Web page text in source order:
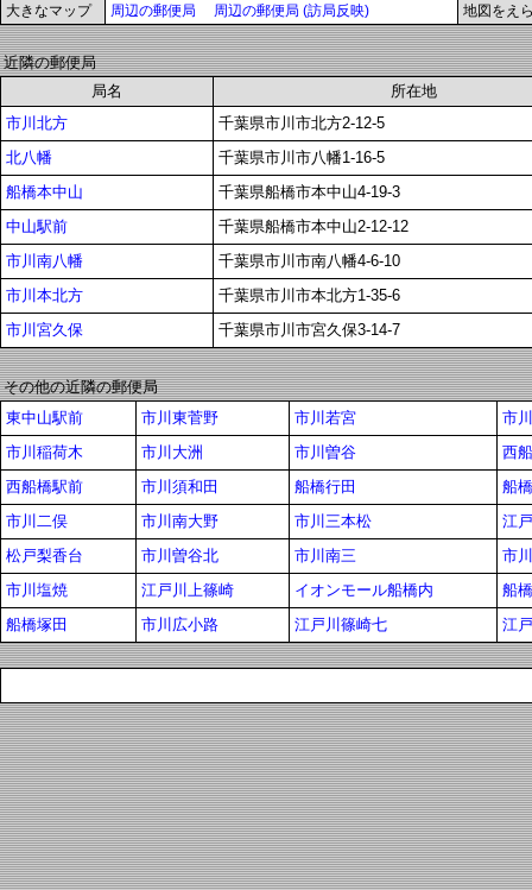
大きなマップ 周辺の郵便局 周辺の郵便局 (訪局反映) 地図をえ
近隣の郵便局
局名
所在地
市川北方
千葉県市川市北方2-12-5
北八幡
千葉県市川市八幡1-16-5
船橋本中山
千葉県船橋市本中山4-19-3
中山駅前
千葉県船橋市本中山2-12-12
市川南八幡
千葉県市川市南八幡4-6-10
市川本北方
千葉県市川市本北方1-35-6
市川宮久保
千葉県市川市宮久保3-14-7
その他の近隣の郵便局
東中山駅前
市川東菅野 市川若宮
市
市川稲荷木
市川大洲 市川曽谷
西
西船橋駅前
市川須和田 船橋行田
船
市川二俣
市川南大野 市川三本松
江
松戸梨香台
市川曽谷北 市川南三
市
市川塩焼
江戸川上篠崎 イオンモール船橋内
船
船橋塚田
市川広小路 江戸川篠崎七 江